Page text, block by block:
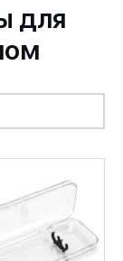
для